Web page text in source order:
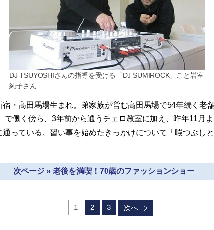
DJ TSUYOSHIさんの指導を受ける「DJ SUMIROCK」こと岩室
純子さん
・高田馬場生まれ。弟家族が営む高田馬場で54年続く老
で働く傍ら、3年前から通うチェロ教室に加え、昨年11月
通っている。習い事を始めたきっかけについて「暇つぶし
次ページ » 老後を満喫！70歳のファッションショー
1 2 3 次へ